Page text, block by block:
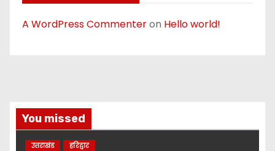
A WordPress Commenteron Hello world!
You missed
उत्तराखंड हरिद्वार